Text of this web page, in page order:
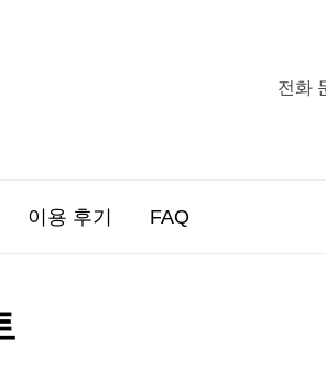
전
이용 후기 FAQ